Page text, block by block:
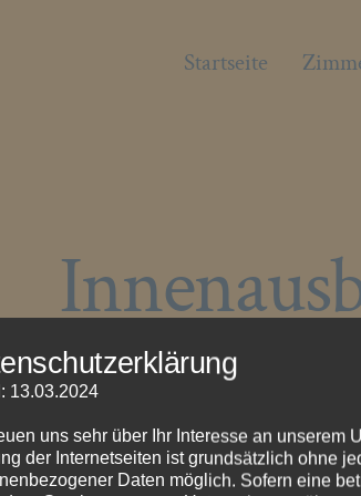
Startseite
Ihrer persönlichen Note.
Wohnraum eine persönliche Note.
13.03.2024
uns sehr über Ihr Interesse an unserem
der Internetseiten ist grundsätzlich ohne
Daten möglich. Sofern eine